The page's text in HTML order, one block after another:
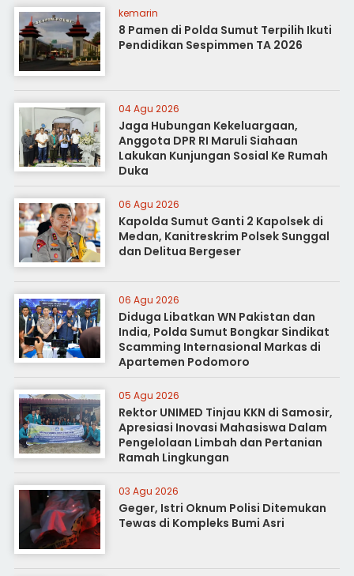
kemarin
8 Pamen di Polda Sumut Terpilih Ikuti
Pendidikan Sespimmen TA 2026
04 Agu 2026
Jaga Hubungan Kekeluargaan,
Anggota DPR RI Maruli Siahaan
Lakukan Kunjungan Sosial Ke Rumah
Duka
06 Agu 2026
Kapolda Sumut Ganti 2 Kapolsek di
Medan, Kanitreskrim Polsek Sunggal
dan Delitua Bergeser
06 Agu 2026
Diduga Libatkan WN Pakistan dan
India, Polda Sumut Bongkar Sindikat
Scamming Internasional Markas di
Apartemen Podomoro
05 Agu 2026
Rektor UNIMED Tinjau KKN di Samosir,
Apresiasi Inovasi Mahasiswa Dalam
Pengelolaan Limbah dan Pertanian
Ramah Lingkungan
03 Agu 2026
Geger, Istri Oknum Polisi Ditemukan
Tewas di Kompleks Bumi Asri